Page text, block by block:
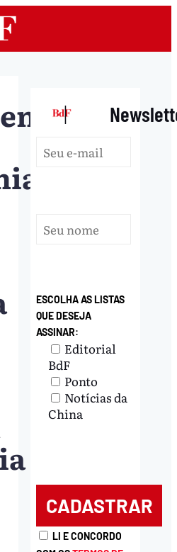
|
ESCOLHA AS LISTAS
QUE DESEJA
ASSINAR:
Editorial
BdF
Ponto
Notícias da
China
LI E CONCORDO